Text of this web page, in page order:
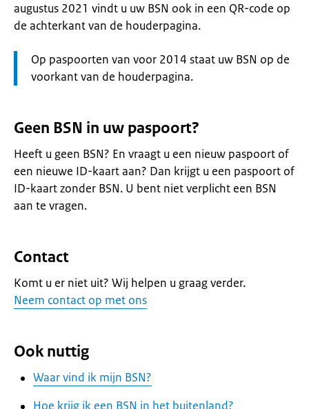
augustus 2021 vindt u uw BSN ook in een QR-code op
de achterkant van de houderpagina.
Let
op:
Op paspoorten van voor 2014 staat uw BSN op de
voorkant van de houderpagina.
Geen BSN in uw paspoort?
Heeft u geen BSN? En vraagt u een nieuw paspoort of
een nieuwe ID-kaart aan? Dan krijgt u een paspoort of
ID-kaart zonder BSN. U bent niet verplicht een BSN
aan te vragen.
Contact
Komt u er niet uit? Wij helpen u graag verder.
Neem contact op met ons
Ook nuttig
Waar vind ik mijn BSN?
Hoe krijg ik een BSN in het buitenland?